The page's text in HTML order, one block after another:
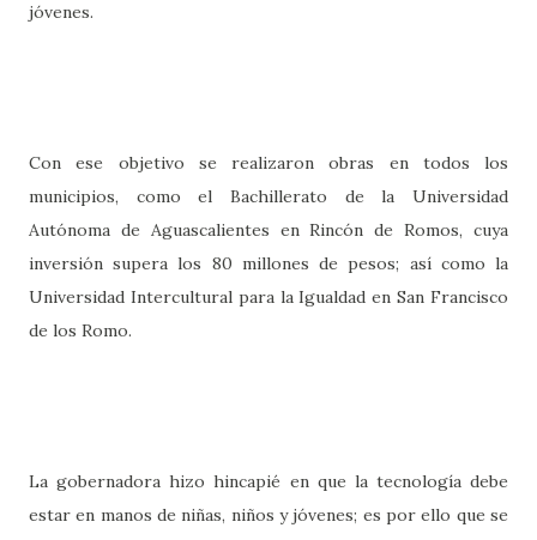
jóvenes.
Con ese objetivo se realizaron obras en todos los
municipios, como el Bachillerato de la Universidad
Autónoma de Aguascalientes en Rincón de Romos, cuya
inversión supera los 80 millones de pesos; así como la
Universidad Intercultural para la Igualdad en San Francisco
de los Romo.
La gobernadora hizo hincapié en que la tecnología debe
estar en manos de niñas, niños y jóvenes; es por ello que se